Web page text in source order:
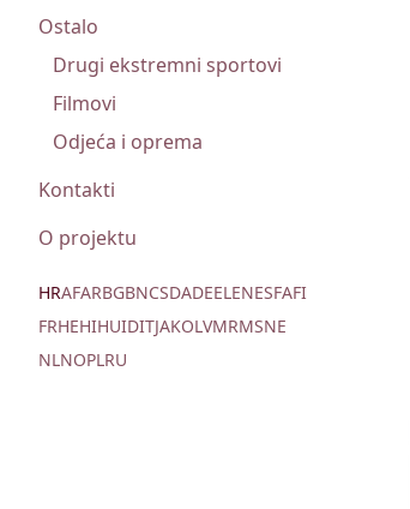
Ostalo
Drugi ekstremni sportovi
Filmovi
Odjeća i oprema
Kontakti
O projektu
HRAFARBGBNCSDADEELENESFAFI
FRHEHIHUIDITJAKOLVMRMSNE
NLNOPLRU